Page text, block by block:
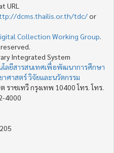
URL
dcms.thailis.or.th/tdc/or
Collection Working Group
Integrated System
โลยีสารสนเทศเพื่อพัฒนาการศึกษา
ศาสตร์ วิจัยและนวัตกรรม
าชเทวี กรุงเทพ 10400 โทร. โทร.
4000